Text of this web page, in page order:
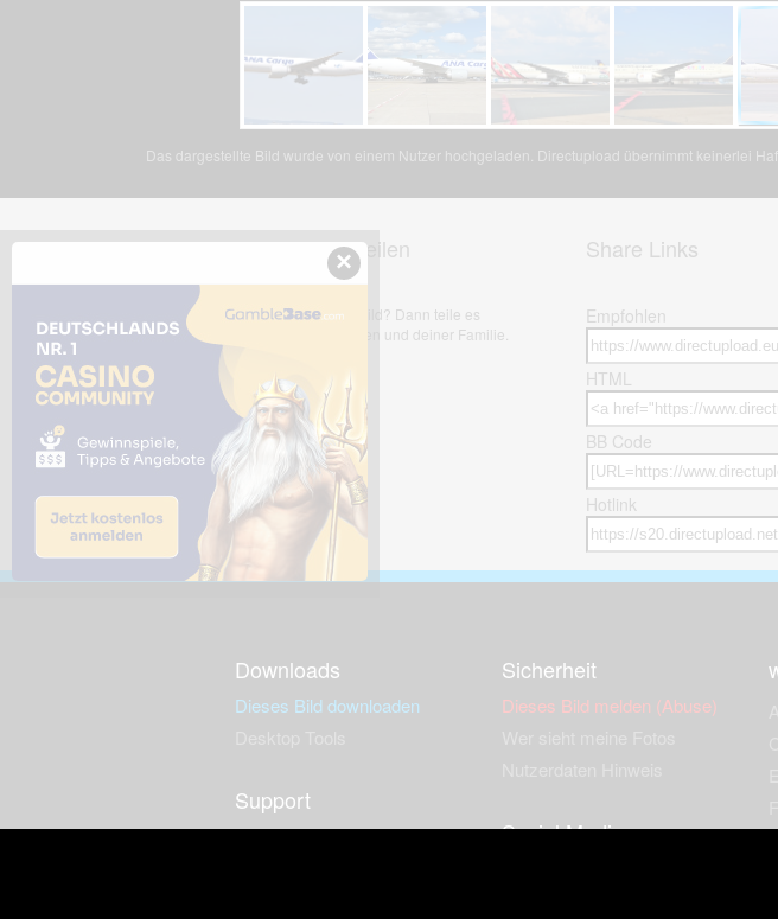
Das dargestellte Bild wurde von einem Nutzer hochgeladen. Directupload übernimmt keinerlei
Dieses Bild teilen
Dir gefällt dieses Bild? Dann teile es
mit deinen Freunden und deiner Familie.
Share Links
Empfohlen
HTML
BB Code
Hotlink
Downloads
Dieses Bild downloaden
Support
häufig gestellte Fragen
Sicherheit
Dieses Bild melden (Abuse)
Social Media
×